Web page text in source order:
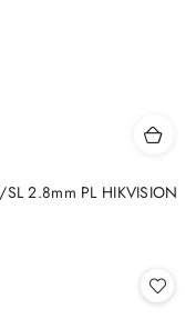
2.8mm PL HIKVISION